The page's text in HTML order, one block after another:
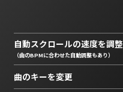
自動スクロールの速度を調整
（曲のBPMに合わせた自動調整もあり）
曲のキーを変更